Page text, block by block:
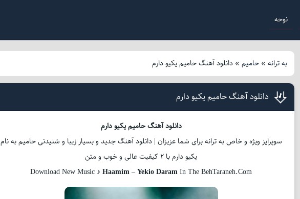
نوحه
به ترانه» حامیم» دانلود آهنگ حامیم یکیو دارم
دانلود آهنگ حامیم یکیو دارم
دانلود آهنگ حامیم یکیو دارم
سوپرایز ویژه و خاص به ترانه برای شما عزیزان | دانلود آهنگ جدید و بسیار زیبا و شنیدنی حامیم به نام
یکیو دارم با 2 کیفیت عالی و خوب و متن
Download New Music ♪Haamim–Yekio DaramIn The BehTaraneh.Com